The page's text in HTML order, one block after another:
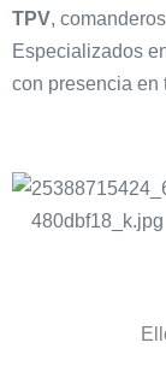
TPV,
Especializados
con presencia en